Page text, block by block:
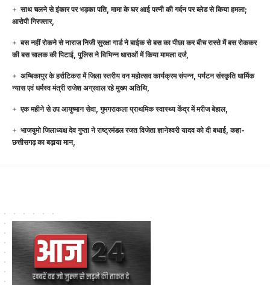
साथ चलने से इंकार पर भड़का पति, मामा के घर आई पत्नी की गर्दन पर ब्लेड से किया हमला;
आरोपी गिरफ्तार,
बस नहीं रोकने से नाराज निजी सुरक्षा गार्ड ने बाईक से बस का पीछा कर बीच रास्ते में बस रोककर
की बस चालक की पिटाई, पुलिस ने विभिन्न धाराओं में किया मामला दर्ज,
अम्बिकापुर के हर्राटिकरा में जिला स्तरीय वन महोत्सव कार्यक्रम संपन्न, पर्यटन संस्कृति धार्मिक
न्यास एवं धर्मस्व मंत्री राजेश अग्रवाल रहे मुख्य अतिथि,
एक महीने से ठप आयुष्मान सेवा, गुमगराकला प्राथमिक स्वास्थ्य केंद्र में मरीज बेहाल,
भाजयुमो जिलाध्यक्ष देव गुप्ता ने राष्ट्रमंडल रजत विजेता ज्ञानेश्वरी यादव को दी बधाई, कहा-
छत्तीसगढ़ का बढ़ाया मान,